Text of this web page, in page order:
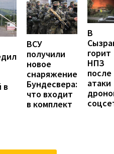
в
ВСУ
получили
новое
снаряжение
Бундесвера:
что входит
в комплект
В
горит
НПЗ
после
атаки